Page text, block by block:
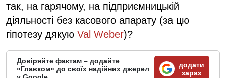
так, на гарячому, на підприємницькій
діяльності без касового апарату (за цю
гіпотезу дякую Val Weber)?
Довіряйте фактам – додайте
«Главком» до своїх надійних джерел
додати
зараз